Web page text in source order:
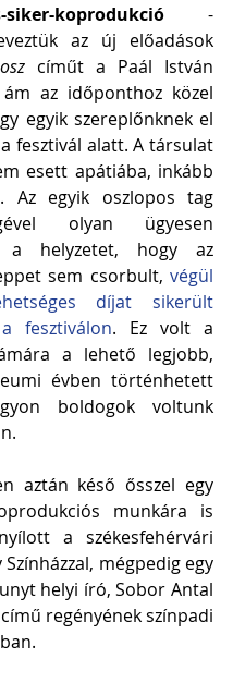
siker-koprodukció -
az új előadások
címűt a Paál István
ám az időponthoz közel
egyik szereplőnknek el
fesztivál alatt. A társulat
esett apátiába, inkább
Az egyik oszlopos tag
olyan ügyesen
a helyzetet, hogy az
sem csorbult, végül
díjat sikerült
fesztiválon. Ez volt a
a lehető legjobb,
évben történhetett
boldogok voltunk
aztán késő ősszel egy
munkára is
a székesfehérvári
mégpedig egy
helyi író, Sobor Antal
című regényének színpadi